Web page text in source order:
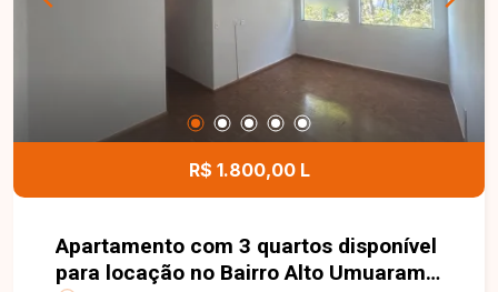
valorização de Uberlândia. Entre em contato e
R$ 1.800,00 L
Apartamento com 3 quartos disponível
para locação no Bairro Alto Umuarama